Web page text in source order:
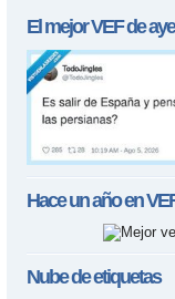
El mejorVEFde
Hace un año en
Nube de etiquetas